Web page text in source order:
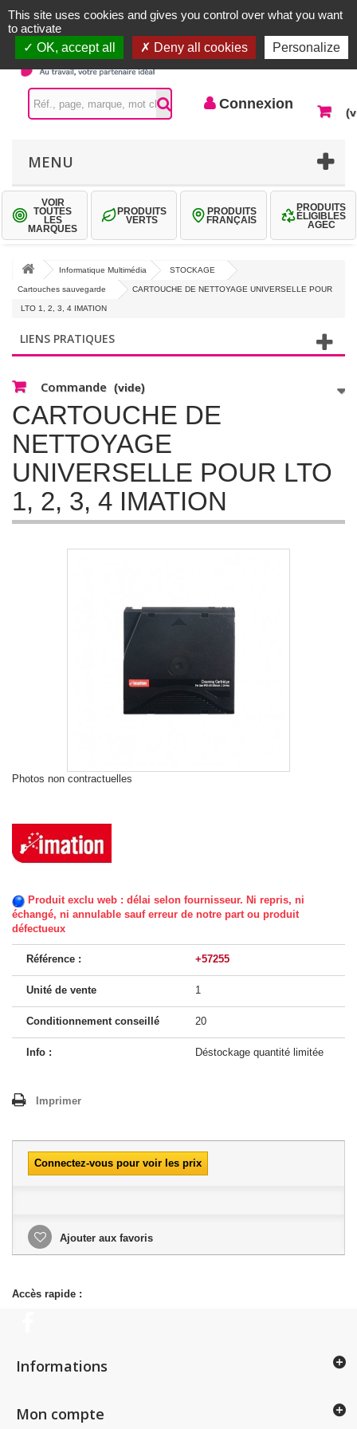
Contactez-nous
Connexion
MENU
VOIR
TOUTES
LES
MARQUES
PRODUITS
VERTS
PRODUITS
FRANÇAIS
PRODUITS
ÉLIGIBLES
AGEC
Informatique Multimédia STOCKAGE
Cartouches sauvegarde CARTOUCHE DE NETTOYAGE UNIVERSELLE POUR
LTO 1, 2, 3, 4 IMATION
LIENS PRATIQUES
Commande (vide)
CARTOUCHE DE
NETTOYAGE
UNIVERSELLE POUR LTO
1, 2, 3, 4 IMATION
Photos non contractuelles
Produit exclu web : délai selon fournisseur. Ni repris, ni
échangé, ni annulable sauf erreur de notre part ou produit
défectueux
Référence : +57255
Unité de vente 1
Conditionnement conseillé 20
Info : Déstockage quantité limitée
Imprimer
Connectez-vous pour voir les prix
Ajouter aux favoris
Accès rapide :
Informations
Mon compte
This site uses cookies and gives you control over what you want
to activate
OK, accept all
Deny all cookies Personalize